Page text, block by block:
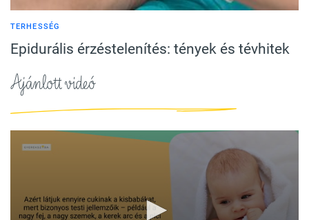
TERHESSÉG
Epidurális érzéstelenítés: tények és tévhitek
Ajánlott videó